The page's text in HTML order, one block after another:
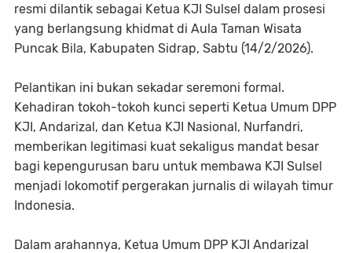
resmi dilantik sebagai Ketua KJI Sulsel dalam prosesi
yang berlangsung khidmat di Aula Taman Wisata
Puncak Bila, Kabupaten Sidrap, Sabtu (14/2/2026).
Pelantikan ini bukan sekadar seremoni formal.
Kehadiran tokoh-tokoh kunci seperti Ketua Umum DPP
KJI, Andarizal, dan Ketua KJI Nasional, Nurfandri,
memberikan legitimasi kuat sekaligus mandat besar
bagi kepengurusan baru untuk membawa KJI Sulsel
menjadi lokomotif pergerakan jurnalis di wilayah timur
Indonesia.
Dalam arahannya, Ketua Umum DPP KJI Andarizal